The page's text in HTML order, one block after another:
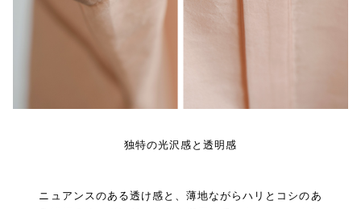
独特の光沢感と透明感
ニュアンスのある透け感と、薄地ながらハリとコシのあ